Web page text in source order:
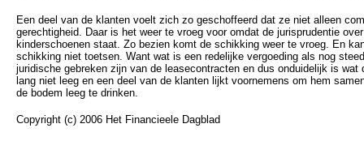
Een deel van de klanten voelt zich zo geschoffeerd dat ze niet alleen
gerechtigheid. Daar is het weer te vroeg voor omdat de jurisprudentie
kinderschoenen staat. Zo bezien komt de schikking weer te vroeg. En
schikking niet toetsen. Want wat is een redelijke vergoeding als nog
juridische gebreken zijn van de leasecontracten en dus onduidelijk is
lang niet leeg en een deel van de klanten lijkt voornemens om hem
de bodem leeg te drinken.
Copyright (c) 2006 Het Financieele Dagblad